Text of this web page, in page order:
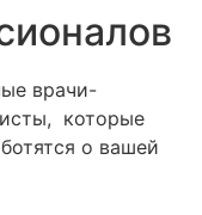
врачи-
которые
о вашей